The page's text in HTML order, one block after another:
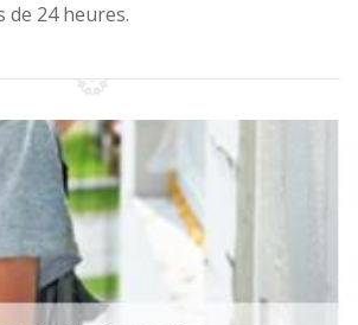
de 24 heures.